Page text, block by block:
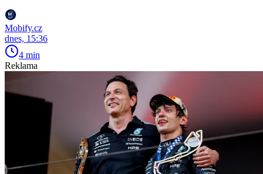
Mobify.cz
dnes, 15:36
4 min
Reklama